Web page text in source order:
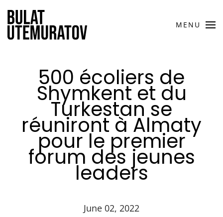
MENU
500 écoliers de
Shymkent et du
Turkestan se
réuniront à Almaty
pour le premier
forum des jeunes
leaders
June 02, 2022